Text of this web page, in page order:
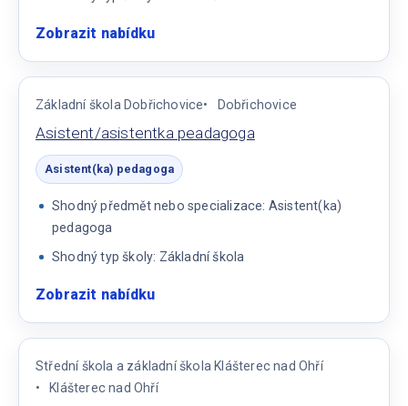
Zobrazit nabídku:
pedagoga
Základní škola Dobřichovice Dobřichovice
Asistent/asistentka peadagoga
Asistent(ka) pedagoga
Shodný předmět nebo specializace: Asistent(ka)
pedagoga
Shodný typ školy: Základní škola
Zobrazit nabídku:
peadagoga
Střední škola a základní škola Klášterec nad Ohří
Klášterec nad Ohří